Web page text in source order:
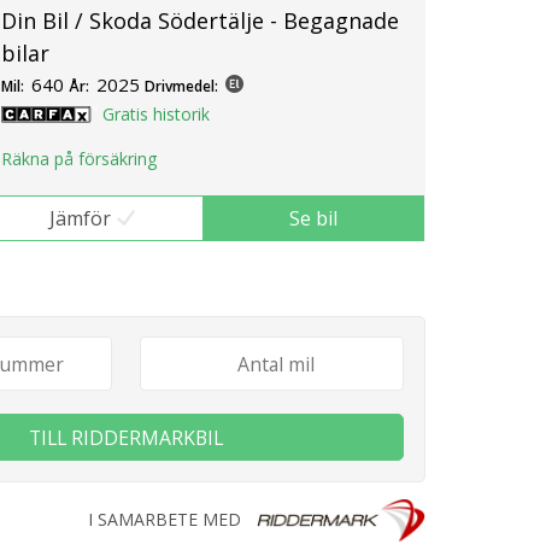
Din Bil / Skoda Södertälje - Begagnade
bilar
Mil: 640 År: 2025 Drivmedel:
Gratis historik
Räkna på försäkring
Jämför Se bil
TILL RIDDERMARKBIL
I SAMARBETE MED